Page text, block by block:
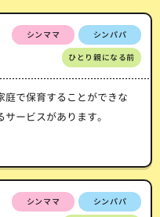
シンママ シンパパ
ひとり親になる前
で保育することができな
ービスがあります。
シンママ シンパパ